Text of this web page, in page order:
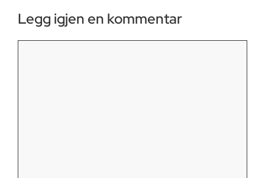
Legg igjen en kommentar